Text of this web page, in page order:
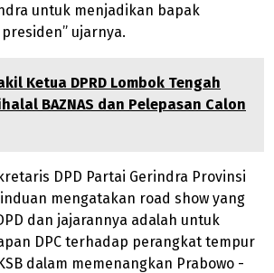
untuk menjadikan bapak
ujarnya.
Ketua DPRD Lombok Tengah
BAZNAS dan Pelepasan Calon
DPD Partai Gerindra Provinsi
mengatakan road show yang
dan jajarannya adalah untuk
DPC terhadap perangkat tempur
dalam memenangkan Prabowo -